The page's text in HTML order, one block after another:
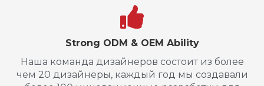
Strong ODM & OEM Ability
Наша команда дизайнеров состоит из более
чем 20 дизайнеры, каждый год мы создавали